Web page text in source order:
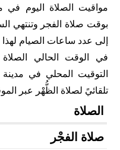
مواقيت الصلاة اليوم في
بوقت صلاة الفجر وتنتهي
إلى عدد ساعات الصيام لهذا اليوم فأنها
في الوقت الحالي
التوقيت المحلي في مدينة
تلقائيً لصلاة الظُّهْر عبر
الصلاة
صلاة الفجْر